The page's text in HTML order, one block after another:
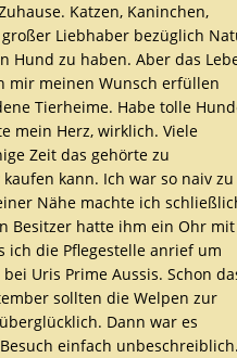
Katzen, Kaninchen,
Liebhaber bezüglich
Hund zu haben. Aber das
mir meinen Wunsch erfüllen
Tierheime. Habe tolle
mein Herz, wirklich. Viele
Zeit das gehörte zu
kann. Ich war so naiv zu
Nähe machte ich
Besitzer hatte ihm ein Ohr mit
ich die Pflegestelle anrief um
Uris Prime Aussis. Schon
sollten die Welpen zur
Dann war es
einfach unbeschreiblich.